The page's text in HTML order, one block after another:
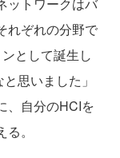
ットワークはバ
れぞれの分野で
として誕生し
思いました」
、自分のHCIを
。